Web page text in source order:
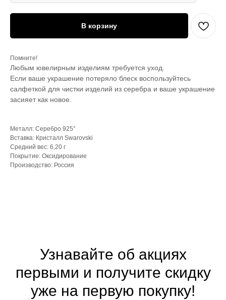
В корзину
Помните!
Любым ювелирным изделиям требуется уход.
Если ваше украшение потеряло блеск воспользуйтесь
салфеткой для чистки изделий из серебра и ваше украшение
засияет как новое.
Металл: Серебро 925°
Вставка: Кристалл Swarovski
Средний вес: 6,20 г
Покрытие: Оксидирование
Производство: Россия
Узнавайте об акциях
первыми и получите скидку
уже на первую покупку!